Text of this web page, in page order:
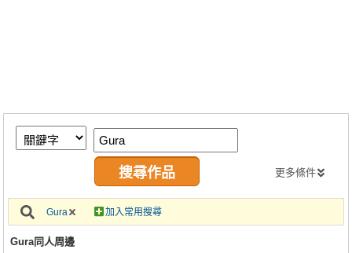
繪圖藝廊
交流中心
攤位轉讓區
會員功能選單
更多條件
Gura 加入常用搜尋
Gura同人周邊